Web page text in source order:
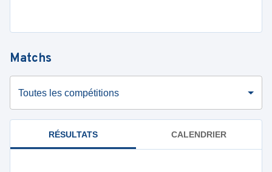
Matchs
Toutes les compétitions
RÉSULTATS CALENDRIER